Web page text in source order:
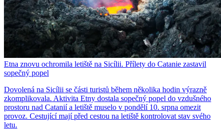
Etna znovu ochromila letiště na Sicílii. Přílety do Catanie zastavil
sopečný popel
Dovolená na Sicílii se části turistů během několika hodin výrazně
zkomplikovala. Aktivita Etny dostala sopečný popel do vzdušného
prostoru nad Catanií a letiště muselo v pondělí 10. srpna omezit
provoz. Cestující mají před cestou na letiště kontrolovat stav svého
letu.